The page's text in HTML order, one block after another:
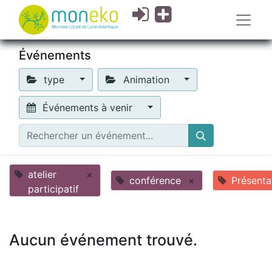
Événements
type Animation
Événements à venir
atelier
participatif
× conférence ×
Aucun événement trouvé.